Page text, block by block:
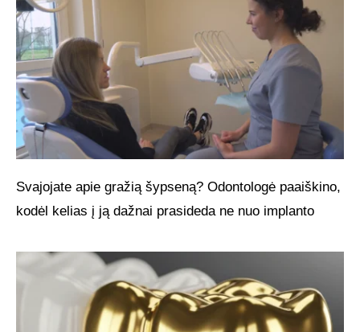
Svajojate apie gražią šypseną? Odontologė paaiškino,
kodėl kelias į ją dažnai prasideda ne nuo implanto